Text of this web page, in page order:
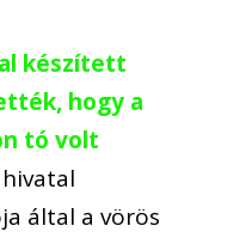
készített
hogy a
tó volt
által a vörös